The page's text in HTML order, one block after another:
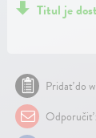
Titul je
Pridať do
Odporučiť